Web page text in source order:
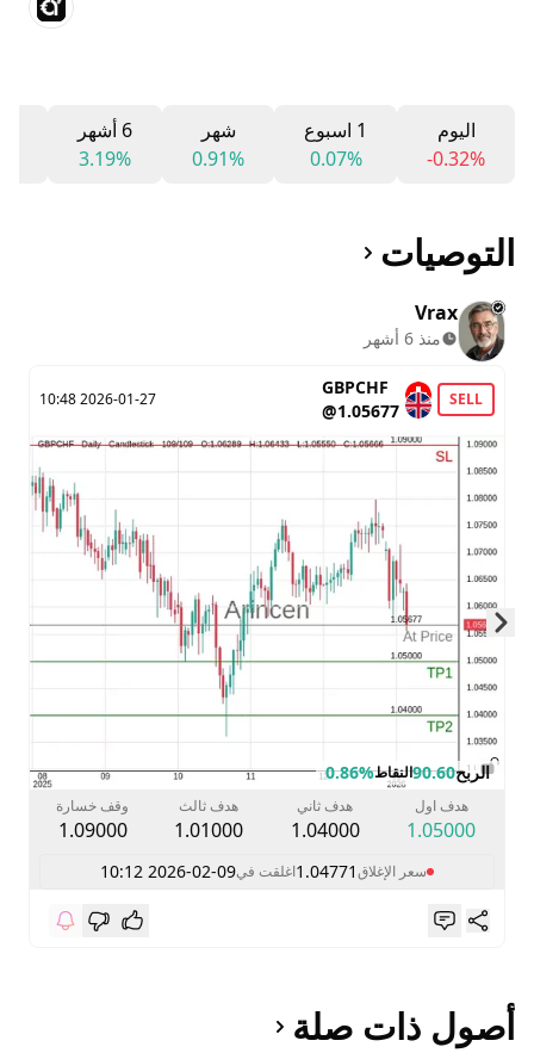
اليوم
-0.32%
1 اسبوع
0.07%
شهر
0.91%
6 أشهر
3.19%
التوصيات
Vrax
منذ 6 أشهر
SELL
GBPCHF
@1.05677
2026-01-27 10:48
الربح90.60النقاط0.86%
هدف اول
1.05000
هدف ثاني
1.04000
هدف ثالث
1.01000
وقف خسارة
1.09000
سعر الإغلاق1.04771اغلقت في2026-02-09 10:12
Skip to next slide page
أصول ذات صلة